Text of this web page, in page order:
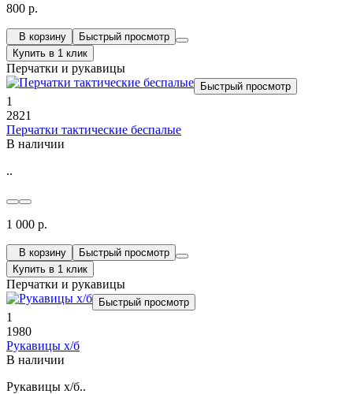
800 р.
В корзину
Быстрый просмотр
Купить в 1 клик
Перчатки и рукавицы
Быстрый просмотр
1
2821
Перчатки тактические беспалые
В наличии
..
1 000 р.
В корзину
Быстрый просмотр
Купить в 1 клик
Перчатки и рукавицы
Быстрый просмотр
1
1980
Рукавицы х/б
В наличии
Рукавицы х/б..